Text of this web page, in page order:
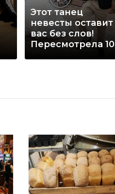
Этот танец
невесты оставит
вас без слов!
Пересмотрела 10